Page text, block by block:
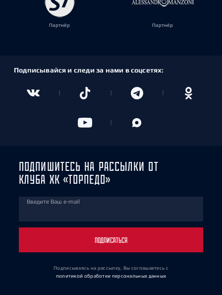
Партнёр Партнёр
Подписывайся и следи за нами в соцсетях:
ПОДПИШИТЕСЬ НА РАССЫЛКИ ОТ
КЛУБА ХК «ТОРПЕДО»
Введите Ваш e-mail
ПОДПИСАТЬСЯ
Подписываясь на рассылку, Вы соглашаетесь с
политикой обработки персональных данных